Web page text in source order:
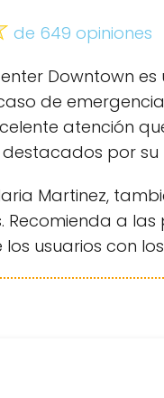
de 649 opiniones
Downtown es
de
atención
por
Martinez,
Recomienda a
usuarios con